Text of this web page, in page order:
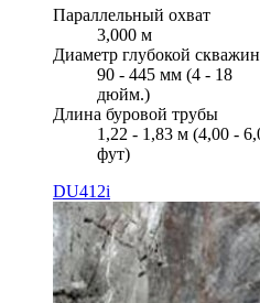
Параллельный охват
3,000 м
Диаметр глубокой
90 - 445 мм (4 - 18
дюйм.)
Длина буровой трубы
1,22 - 1,83 м (4,00 -
фут)
DU412i